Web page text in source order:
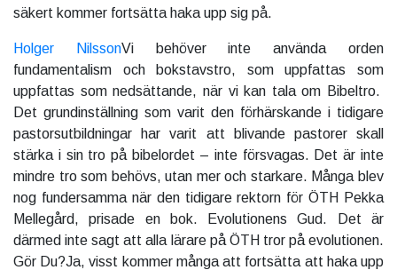
säkert kommer fortsätta haka upp sig på.
Holger NilssonVi behöver inte använda orden
fundamentalism och bokstavstro, som uppfattas som
uppfattas som nedsättande, när vi kan tala om Bibeltro.
Det grundinställning som varit den förhärskande i tidigare
pastorsutbildningar har varit att blivande pastorer skall
stärka i sin tro på bibelordet – inte försvagas. Det är inte
mindre tro som behövs, utan mer och starkare. Många blev
nog fundersamma när den tidigare rektorn för ÖTH Pekka
Mellegård, prisade en bok. Evolutionens Gud. Det är
därmed inte sagt att alla lärare på ÖTH tror på evolutionen.
Gör Du?Ja, visst kommer många att fortsätta att haka upp